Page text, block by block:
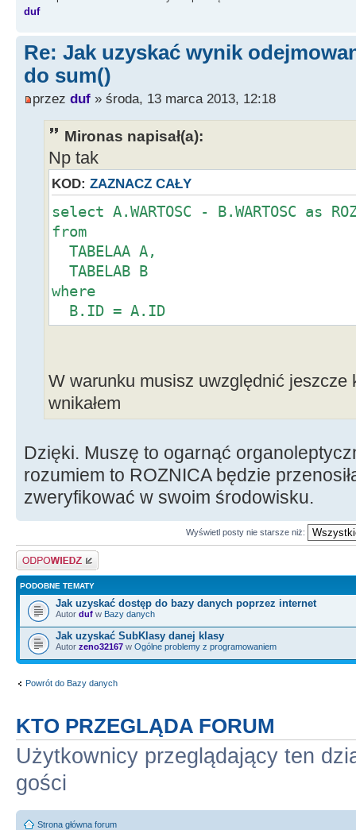
duf
Re: Jak uzyskać wynik
do sum()
przez duf » środa, 13 marca 2013, 12:18
Mironas napisał(a):
Np tak
KOD: ZAZNACZ CAŁY
select A.WARTOSC - B.WARTOSC as
from
TABELAA A,
TABELAB B
where
B.ID = A.ID
W warunku musisz uwzględnić jeszcze
wnikałem
Dzięki. Muszę to ogarnąć
rozumiem to ROZNICA będzie
zweryfikować w swoim środowisku.
Wyświetl posty nie starsze niż:
Odpowiedz
PODOBNE TEMATY
Jak uzyskać dostęp do bazy danych poprzez internet
Autor duf w Bazy danych
Jak uzyskać SubKlasy danej klasy
Autor zeno32167 w Ogólne problemy z programowaniem
Powrót do Bazy danych
KTO PRZEGLĄDA FORUM
Użytkownicy przeglądający ten
gości
Strona główna forum